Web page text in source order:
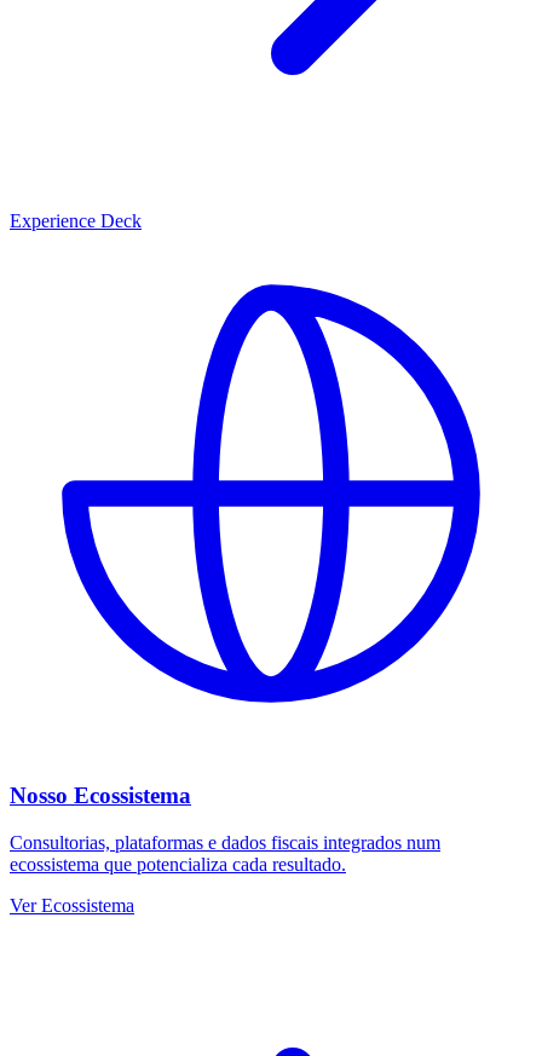
Experience Deck
Nosso Ecossistema
Consultorias, plataformas e dados fiscais integrados num
ecossistema que potencializa cada resultado.
Ver Ecossistema